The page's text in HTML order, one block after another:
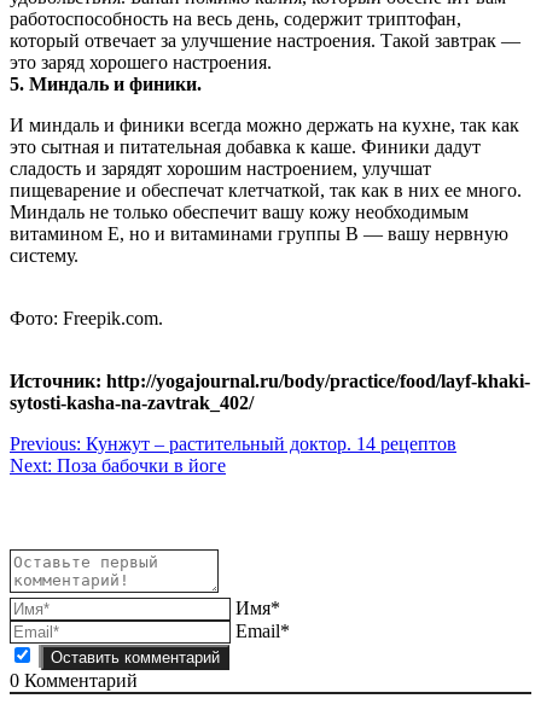
работоспособность на весь день, содержит триптофан,
который отвечает за улучшение настроения. Такой завтрак —
это заряд хорошего настроения.
5. Миндаль и финики.
И миндаль и финики всегда можно держать на кухне, так как
это сытная и питательная добавка к каше. Финики дадут
сладость и зарядят хорошим настроением, улучшат
пищеварение и обеспечат клетчаткой, так как в них ее много.
Миндаль не только обеспечит вашу кожу необходимым
витамином Е, но и витаминами группы В — вашу нервную
систему.
Фото: Freepik.com.
Источник: http://yogajournal.ru/body/practice/food/layf-khaki-
sytosti-kasha-na-zavtrak_402/
Навигация
по
Previous: Кунжут – растительный доктор. 14 рецептов
Next: Поза бабочки в йоге
Имя*
Email*
0 Комментарий